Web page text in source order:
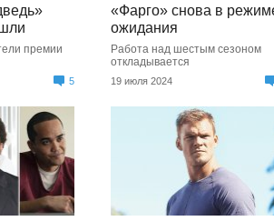
премии
5
«Фарго» снова в
ожидания
Работа над шестым сезоном
откладывается
19 июля 2024